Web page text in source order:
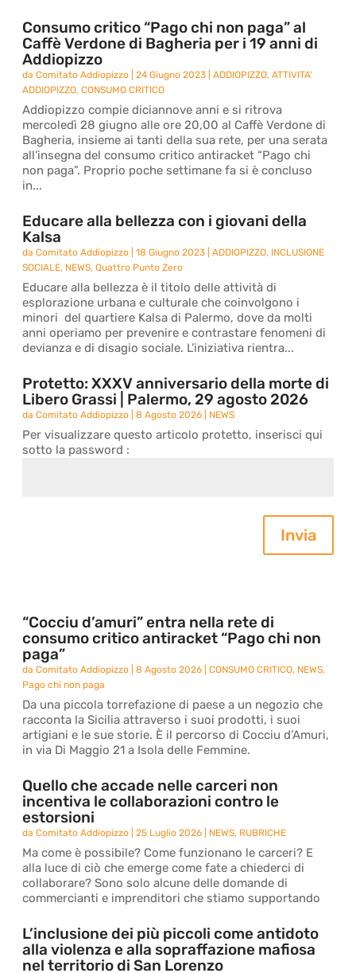
Consumo critico “Pago chi non paga” al
Caffè Verdone di Bagheria per i 19 anni di
Addiopizzo
daComitato Addiopizzo |24 Giugno 2023 |ADDIOPIZZO,ATTIVITA'
ADDIOPIZZO,CONSUMO CRITICO
Addiopizzo compie diciannove anni e si ritrova
mercoledì 28 giugno alle ore 20,00 al Caffè Verdone di
Bagheria, insieme ai tanti della sua rete, per una serata
all’insegna del consumo critico antiracket “Pago chi
non paga”. Proprio poche settimane fa si è concluso
in...
Educare alla bellezza con i giovani della
Kalsa
daComitato Addiopizzo |18 Giugno 2023 |ADDIOPIZZO, INCLUSIONE
SOCIALE, NEWS,Quattro Punto Zero
Educare alla bellezza è il titolo delle attività di
esplorazione urbana e culturale che coinvolgono i
minori del quartiere Kalsa di Palermo, dove da molti
anni operiamo per prevenire e contrastare fenomeni di
devianza e di disagio sociale. L’iniziativa rientra...
Protetto: XXXV anniversario della morte di
Libero Grassi | Palermo, 29 agosto 2026
daComitato Addiopizzo |8 Agosto 2026 NEWS
Per visualizzare questo articolo protetto, inserisci qui
sotto la password :
Invia
“Cocciu d’amuri” entra nella rete di
consumo critico antiracket “Pago chi non
paga”
daComitato Addiopizzo |8 Agosto 2026 |CONSUMO CRITICO, NEWS,
Pago chi non paga
Da una piccola torrefazione di paese a un negozio che
racconta la Sicilia attraverso i suoi prodotti, i suoi
artigiani e le sue storie. È il percorso di Cocciu d’Amuri,
in via Di Maggio 21 a Isola delle Femmine.
Quello che accade nelle carceri non
incentiva le collaborazioni contro le
estorsioni
daComitato Addiopizzo |25 Luglio 2026 NEWS, RUBRICHE
Ma come è possibile? Come funzionano le carceri? E
alla luce di ciò che emerge come fate a chiederci di
collaborare? Sono solo alcune delle domande di
commercianti e imprenditori che stiamo supportando
L’inclusione dei più piccoli come antidoto
alla violenza e alla sopraffazione mafiosa
nel territorio di San Lorenzo